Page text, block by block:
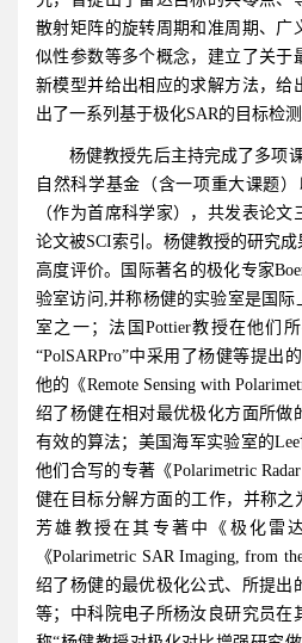
散射矩阵的旋转周期和准周期、广
似性参数等多个概念，建立了关于
新模型并给出相应的求解方法，给
出了一系列基于极化SAR的目标检
杨健教授先后主持完成了多项
自然科学基金（含一项重大课题
（作为首席科学家），共发表论
论文被SCI索引。杨健教授的研究
高度评价。国际著名的极化专家
验室访问,并称杨健的实验室是国
室之一；法国Pottier教授在他们
“PolSARPro”中采用了杨健等提出
他的《Remote Sensing with
绍了杨健在相对最优极化方面所做
有效的算法；美国海军实验室的
他们合写的专著《Polarimetric
健在目标分解方面的工作，并称之
芳雄教授在其专著中《极化雷
《Polarimetric SAR Imaging, from
绍了杨健的最优极化公式、所提出
等；中科院电子所杨汝良研究员在